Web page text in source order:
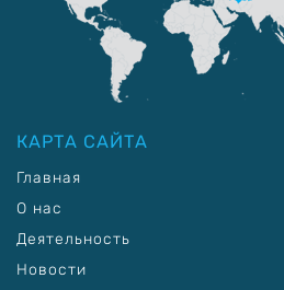
КАРТА САЙТА
Главная
О нас
Деятельность
Новости